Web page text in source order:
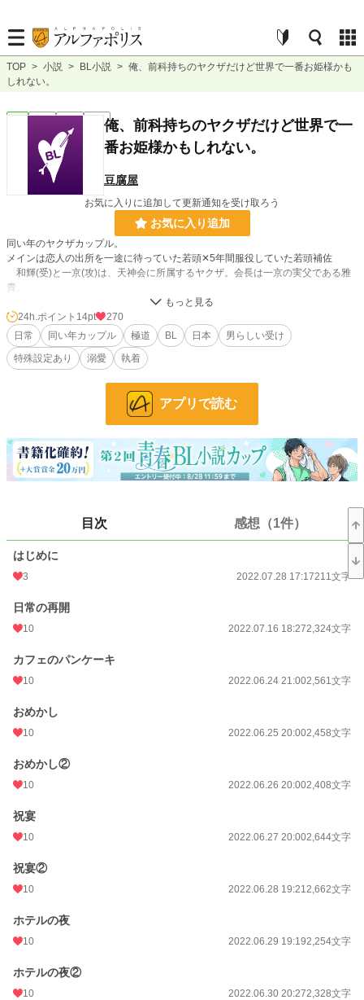
TOP > 小説 > BL小説 > 俺、前科持ちのヤクザだけど世界で一番お姫様かも
しれない。
完結 短編
俺、前科持ちのヤクザだけど世界で一
番お姫様かもしれない。
豆腐屋
お気に入りに追加して更新通知を受け取ろう
お気に入り追加
同い年のヤクザカップル。
メインは恋人の出所を一途に待っていた若頭✕5年間服役していた若頭補佐
和輝(受)と一京(攻)は、天神会に所属するヤクザ。会長は一京の実父である雅
貴。
ある日、敵対組織の襲撃による乱闘中に、和輝は恋人の父親であり会長の雅貴
を助けるため人を撃ってしまう。
殺人未遂の罪で5年の実刑で服役生活を送っていた和輝と最愛の恋人と引き離
された一京、それぞれの5年間を送り、無事にまた二人一緒の生活が始まる。
和輝を溺愛し常に彼を幸せにすることに全力な一京と、日々、異常な程の愛を浴
時々、一京の和輝に捧げる愛のために部下達が通常業務外の労働を強いられた
り、物理的な犠牲が生まれたりといろいろありつつも、二人が迎えるのはハッピ
小説 30,286 位 / 228,618 件
BL 7,714 位 / 31,392 件
24h.ポイント 14 pt
初回公開日時
初回完結日時 2022.06.24 20:00
週間ポイント
月間ポイント
年間ポイント
累計ポイント
24h.ポイント 14pt
270
日常
同い年カップル 極道 BL 日本
男らしい受け
特殊設定あり
溺愛 執着
アプリで読む
目次 感想（1件）
はじめに
3 2022.07.28 17:17211文字
日常の再開
10 2022.07.16 18:272,324文字
カフェのパンケーキ
10 2022.06.24 21:002,561文字
おめかし
10 2022.06.25 20:002,458文字
おめかし②
10 2022.06.26 20:002,408文字
祝宴
10 2022.06.27 20:002,644文字
祝宴②
10 2022.06.28 19:212,662文字
ホテルの夜
10 2022.06.29 19:192,254文字
ホテルの夜②
10 2022.06.30 20:272,328文字